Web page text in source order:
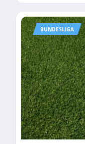
BUNDESLIGA